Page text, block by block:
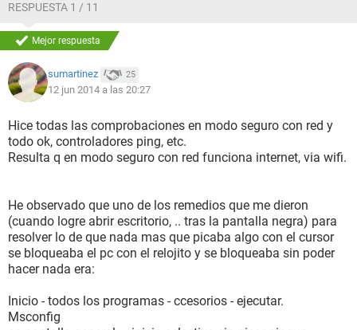
P?gina principal
Tipo de informe Asistente de informes [ TRIAL VERSION ]
Equipo -PC
Generador x
Sistema operativo Microsoft Windows 7 Home Premium
6.1.7601.18409 (Win7 RTM)
Hora 12:41
Equipo:
Tipo de equipo ACPI x64-based PC (Mobile)
Sistema operativo Microsoft Windows 7 Home Premium
Service Pack del SO [ TRIAL VERSION ]
DirectX DirectX 11.1
Nombre del equipo -PC
RESPUESTA 1 / 11
Mejor respuesta
sumartinez 25
12 jun 2014 a las 20:27
Hice todas las comprobaciones en modo seguro con red y
todo ok, controladores ping, etc.
Resulta q en modo seguro con red funciona internet, via wifi.
He observado que uno de los remedios que me dieron
(cuando logre abrir escritorio, .. tras la pantalla negra) para
resolver lo de que nada mas que picaba algo con el cursor
se bloqueaba el pc con el relojito y se bloqueaba sin poder
hacer nada era:
Inicio - todos los programas - ccesorios - ejecutar.
Msconfig